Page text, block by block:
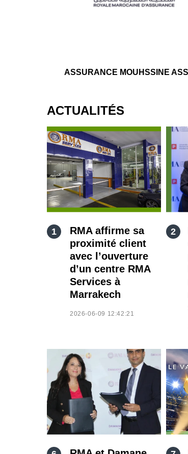
ASSURANCE MOUHSSINE
ACTUALITÉS
RMA affirme sa
proximité client
avec l’ouverture
d’un centre RMA
Services à
Marrakech
2026-06-09 12:42:21